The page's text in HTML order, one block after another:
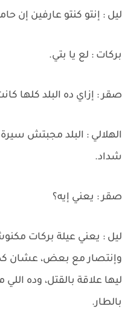
ليل : إنتو كنتو عارفين إن
بركات : لع يا بتي.
صقر : إزاي ده البلد كلها
الهلالي : البلد مجبتش
شداد.
صقر : يعني إيه؟
ليل : يعني عيلة بركات
وإنتصار مع بعض، عشان
ليها علاقة بالقتل، وده
بالطار.